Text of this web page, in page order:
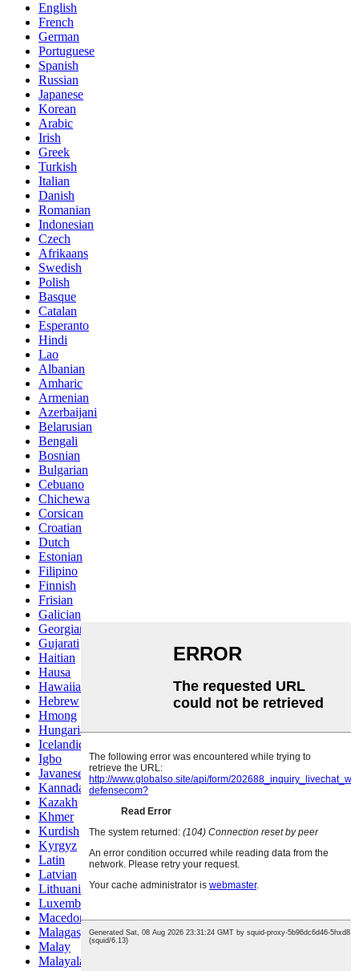
English
French
German
Portuguese
Spanish
Russian
Japanese
Korean
Arabic
Irish
Greek
Turkish
Italian
Danish
Romanian
Indonesian
Czech
Afrikaans
Swedish
Polish
Basque
Catalan
Esperanto
Hindi
Lao
Albanian
Amharic
Armenian
Azerbaijani
Belarusian
Bengali
Bosnian
Bulgarian
Cebuano
Chichewa
Corsican
Croatian
Dutch
Estonian
Filipino
Finnish
Frisian
Galician
Georgian
Gujarati
Haitian
Hausa
Hawaiian
Hebrew
Hmong
Hungarian
Icelandic
Igbo
Javanese
Kannada
Kazakh
Khmer
Kurdish
Kyrgyz
Latin
Latvian
Lithuanian
Luxembou..
Macedonian
Malagasy
Malay
Malayalam